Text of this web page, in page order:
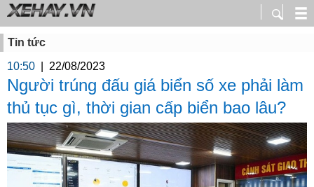
Tin tức
10:50
22/08/2023
Người trúng đấu giá biển số xe phải làm
thủ tục gì, thời gian cấp biển bao lâu?